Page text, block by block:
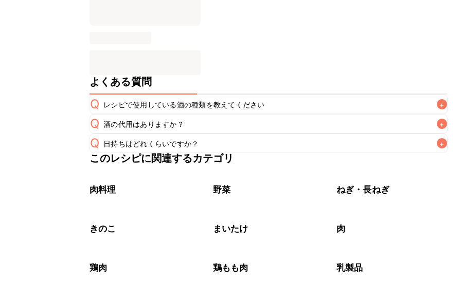
よくある質問
Q レシピで使用している酒の種類を教えてください +
A
Q 酒の代用はありますか？ +
A
Q 日持ちはどれくらいですか？ +
保存期間は冷蔵で当日中が目安です。なるべくお早めにお召し上がりください。
※日持ちは目安です。
このレシピに関連するカテゴリ
肉料理 野菜 ねぎ・長ねぎ
きのこ まいたけ 肉
鶏肉 鶏もも肉 乳製品